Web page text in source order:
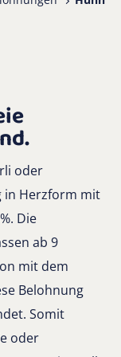
oder
in Herzform mit
Die
ab 9
mit dem
Belohnung
Somit
oder